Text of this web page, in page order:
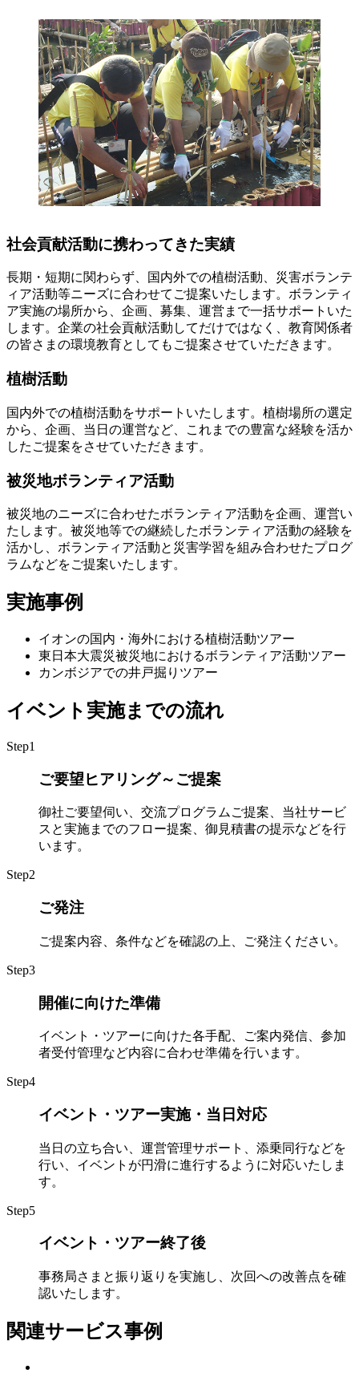
社会貢献活動に携わってきた実績
長期・短期に関わらず、国内外での植樹活動、災害ボランテ
ィア活動等ニーズに合わせてご提案いたします。ボランティ
ア実施の場所から、企画、募集、運営まで一括サポートいた
します。企業の社会貢献活動してだけではなく、教育関係者
の皆さまの環境教育としてもご提案させていただきます。
植樹活動
国内外での植樹活動をサポートいたします。植樹場所の選定
から、企画、当日の運営など、これまでの豊富な経験を活か
したご提案をさせていただきます。
被災地ボランティア活動
被災地のニーズに合わせたボランティア活動を企画、運営い
たします。被災地等での継続したボランティア活動の経験を
活かし、ボランティア活動と災害学習を組み合わせたプログ
ラムなどをご提案いたします。
実施事例
イオンの国内・海外における植樹活動ツアー
東日本大震災被災地におけるボランティア活動ツアー
カンボジアでの井戸掘りツアー
イベント実施までの流れ
Step1
ご要望ヒアリング～ご提案
御社ご要望伺い、交流プログラムご提案、当社サービ
スと実施までのフロー提案、御見積書の提示などを行
います。
Step2
ご発注
ご提案内容、条件などを確認の上、ご発注ください。
Step3
開催に向けた準備
イベント・ツアーに向けた各手配、ご案内発信、参加
者受付管理など内容に合わせ準備を行います。
Step4
イベント・ツアー実施・当日対応
当日の立ち合い、運営管理サポート、添乗同行などを
行い、イベントが円滑に進行するように対応いたしま
す。
Step5
イベント・ツアー終了後
事務局さまと振り返りを実施し、次回への改善点を確
認いたします。
関連サービス事例